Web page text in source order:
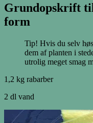
Grundopskrift
form
Tip! Hvis du selv
dem af planten i
utrolig meget smag
1,2 kg rabarber
2 dl vand